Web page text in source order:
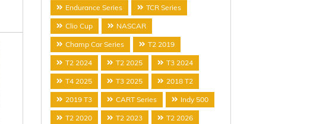
Endurance Series TCR Series
Clio Cup NASCAR
Champ Car Series T2 2019
T2 2024 T2 2025 T3 2024
T4 2025 T3 2025 2018 T2
2019 T3 CART Series Indy 500
T2 2020 T2 2023 T2 2026